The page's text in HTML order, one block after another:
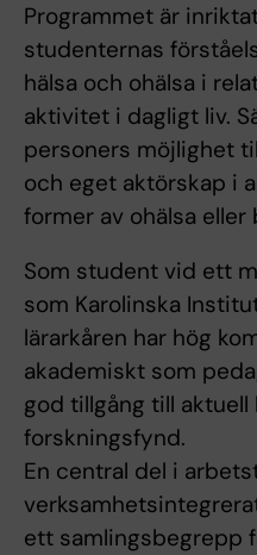
Programmet är
studenternas
hälsa och ohälsa i
aktivitet i dagligt liv.
personers möjlighet
och eget aktörskap i
former av ohälsa
Som student vid ett
som Karolinska
lärarkåren har hög
akademiskt som
god tillgång till
forskningsfynd.
En central del i
ett samlingsbegrepp